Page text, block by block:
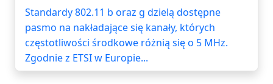
Standardy 802.11 b oraz g dzielą dostępne
pasmo na nakładające się kanały, których
częstotliwości środkowe różnią się o 5 MHz.
Zgodnie z ETSI w Europie...